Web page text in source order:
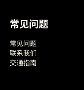
常见问题
常见问题
联系我们
交通指南